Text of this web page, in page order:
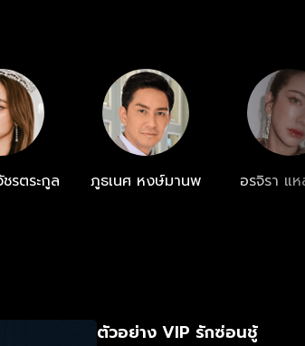
รตระกูล ภูธเนศ หงษ์มานพ อรจิรา แ
ตัวอย่าง VIP รักซ่อนชู้